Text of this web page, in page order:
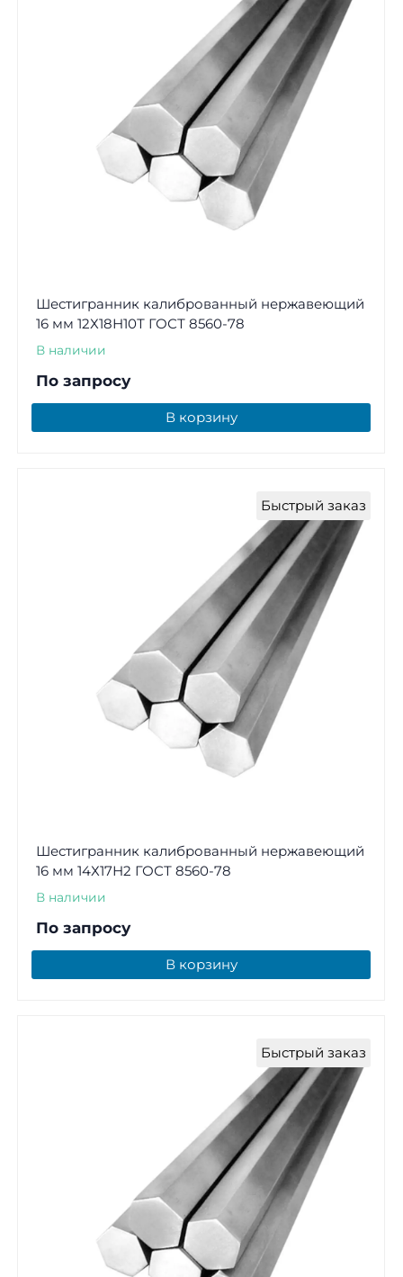
Шестигранник калиброванный нержавеющий
16 мм 12Х18Н10Т ГОСТ 8560-78
В наличии
По запросу
В корзину
Быстрый заказ
Шестигранник калиброванный нержавеющий
16 мм 14Х17Н2 ГОСТ 8560-78
В наличии
По запросу
В корзину
Быстрый заказ